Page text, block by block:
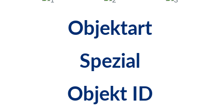
Objektart
Spezial
Objekt ID